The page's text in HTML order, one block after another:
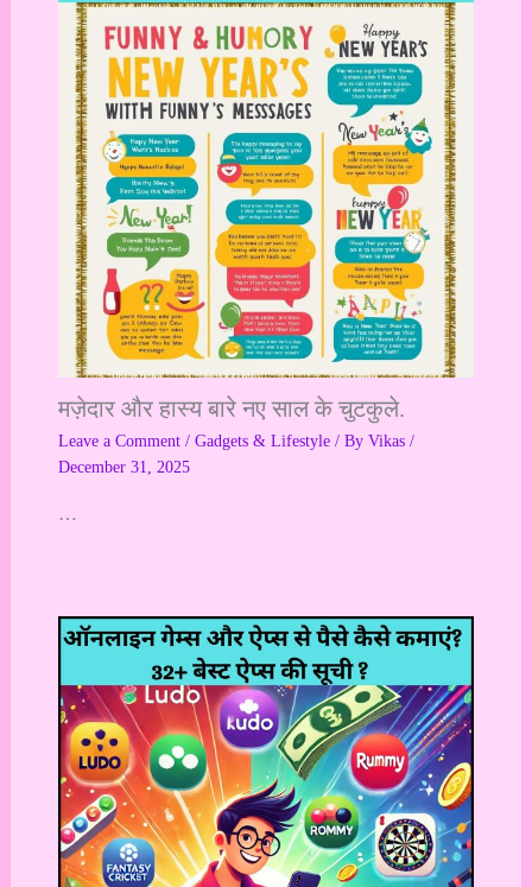
मज़ेदार और हास्य बारे नए साल के चुटकुले.
Leave a Comment / Gadgets & Lifestyle/ By Vikas /
December 31, 2025
…